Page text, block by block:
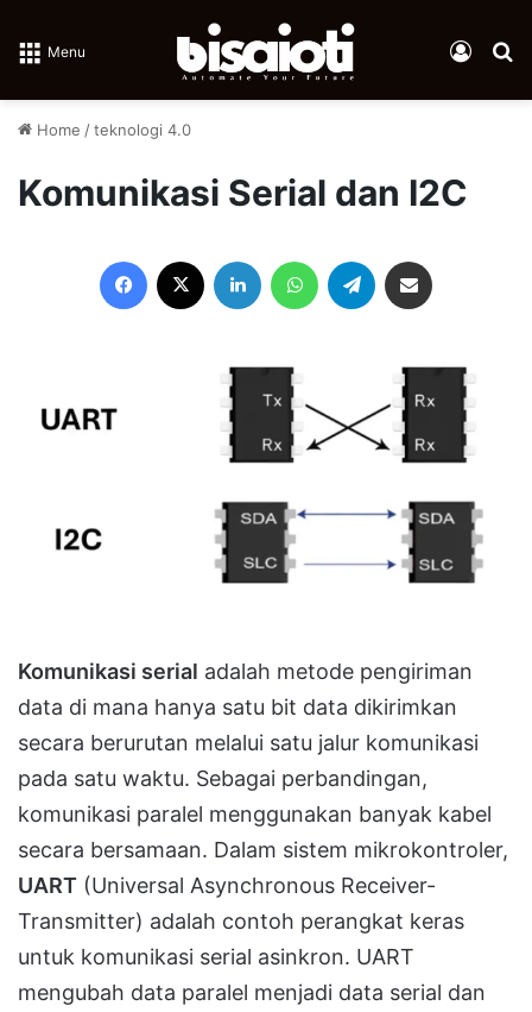
Menu Log In
Home /teknologi 4.0
Komunikasi Serial dan I2C
Facebook LinkedIn WhatsAppTelegram
Komunikasi serial adalah metode pengiriman
data di mana hanya satu bit data dikirimkan
secara berurutan melalui satu jalur komunikasi
pada satu waktu. Sebagai perbandingan,
komunikasi paralel menggunakan banyak kabel
secara bersamaan. Dalam sistem mikrokontroler,
UART (Universal Asynchronous Receiver-
Transmitter) adalah contoh perangkat keras
untuk komunikasi serial asinkron. UART
mengubah data paralel menjadi data serial dan